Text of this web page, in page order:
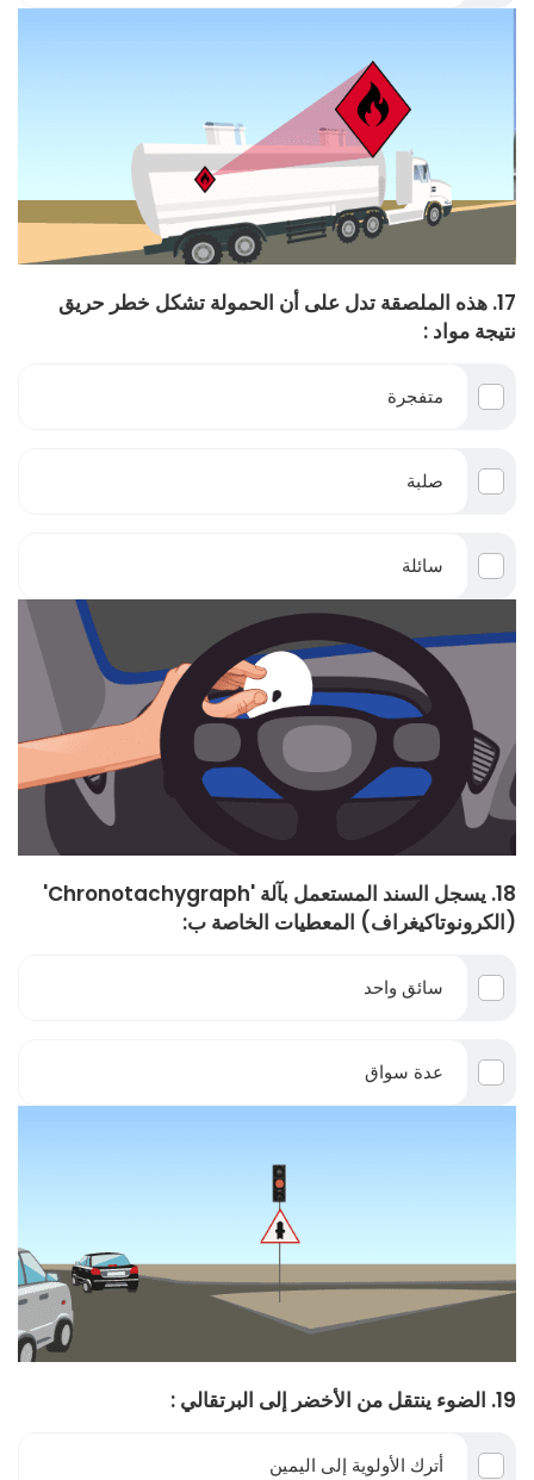
17. هذه الملصقة تدل على أن الحمولة تشكل خطر حريق
نتيجة مواد :
متفجرة
صلبة
سائلة
18. يسجل السند المستعمل بآلة 'Chronotachygraph'
(الكرونوتاكيغراف) المعطيات الخاصة ب:
سائق واحد
عدة سواق
19. الضوء ينتقل من الأخضر إلى البرتقالي :
أترك الأولوية إلى اليمين